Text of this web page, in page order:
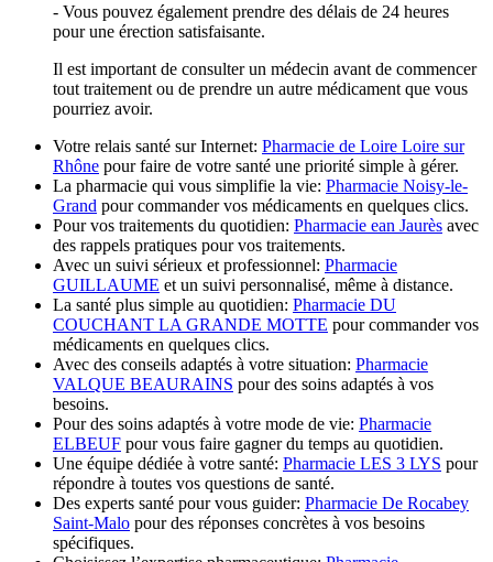
- Vous pouvez également prendre des délais de 24 heures
pour une érection satisfaisante.
Il est important de consulter un médecin avant de commencer
tout traitement ou de prendre un autre médicament que vous
pourriez avoir.
Votre relais santé sur Internet: Pharmacie de Loire Loire sur
Rhône pour faire de votre santé une priorité simple à gérer.
La pharmacie qui vous simplifie la vie: Pharmacie Noisy-le-
Grand pour commander vos médicaments en quelques clics.
Pour vos traitements du quotidien: Pharmacie ean Jaurès avec
des rappels pratiques pour vos traitements.
Avec un suivi sérieux et professionnel: Pharmacie
GUILLAUME et un suivi personnalisé, même à distance.
La santé plus simple au quotidien: Pharmacie DU
COUCHANT LA GRANDE MOTTE pour commander vos
médicaments en quelques clics.
Avec des conseils adaptés à votre situation: Pharmacie
VALQUE BEAURAINS pour des soins adaptés à vos
besoins.
Pour des soins adaptés à votre mode de vie: Pharmacie
ELBEUF pour vous faire gagner du temps au quotidien.
Une équipe dédiée à votre santé: Pharmacie LES 3 LYS pour
répondre à toutes vos questions de santé.
Des experts santé pour vous guider: Pharmacie De Rocabey
Saint-Malo pour des réponses concrètes à vos besoins
spécifiques.